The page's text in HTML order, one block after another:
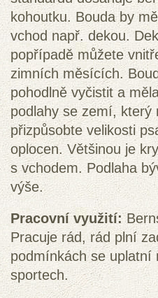
kohoutku. Bouda by
vchod např. dekou.
popřípadě můžete
zimních měsících.
pohodlně vyčistit a
podlahy se zemí,
přizpůsobte velikosti
oplocen. Většinou je
s vchodem. Podlaha
výše.
Pracovní využití:
Pracuje rád, rád plní
podmínkách se uplatní
sportech.